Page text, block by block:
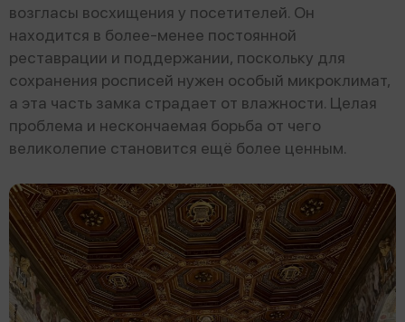
возгласы восхищения у посетителей. Он
находится в более-менее постоянной
реставрации и поддержании, поскольку для
сохранения росписей нужен особый микроклимат,
а эта часть замка страдает от влажности. Целая
проблема и нескончаемая борьба от чего
великолепие становится ещё более ценным.